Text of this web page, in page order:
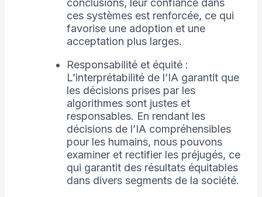
conclusions, leur confiance dans
ces systèmes est renforcée, ce qui
favorise une adoption et une
acceptation plus larges.
Responsabilité et équité :
L’interprétabilité de l’IA garantit que
les décisions prises par les
algorithmes sont justes et
responsables. En rendant les
décisions de l’IA compréhensibles
pour les humains, nous pouvons
examiner et rectifier les préjugés, ce
qui garantit des résultats équitables
dans divers segments de la société.